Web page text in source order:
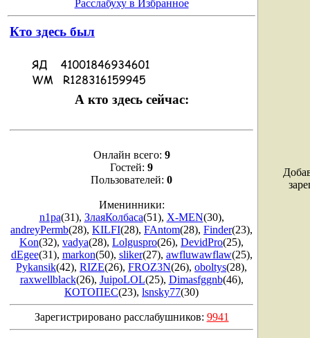
Расслабуху в Избранное
Кто здесь был
А кто здесь сейчас:
Онлайн всего: 9
Гостей: 9
Пользователей: 0
Именинники:
n1pa(31), ЗлаяКолбаса(51), X-MEN(30),
andreyPermb(28), KILFI(28), FAntom(28), Finder(23),
Kon(32), vadya(28), Lolguspro(26), DevidPro(25),
dEgee(31), markon(50), sliker(27), awfluwawflaw(25),
Pykansik(42), RIZE(26), FROZ3N(26), oboltys(28),
raxwellblack(26), JuipoLOL(25), Dimasfggnb(46),
КОТОПЕС(23), lsnsky77(30)
Зарегистрировано расслабушников: 9941